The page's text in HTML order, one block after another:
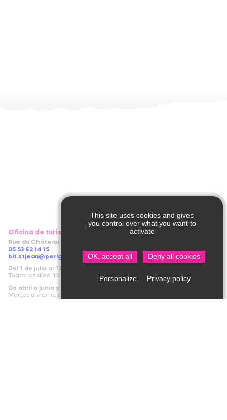
Oficina de turismo de Saint Jean de Côle
Rue du Château – 24800 Saint Jean de Côle
05 53 62 14 15
bit.stjean@perigord-limousin.fr
Del 1 de julio al 17 de septiembre
Todos los días: 10:00 a 13:00 / 14:00 a 18:30 h.
De abril a junio y del 18 de septiembre al 4 de noviembre
Martes a viernes: 9.30 a 12.30 / 14.00 a 17.30 h.
This site uses cookies and gives
you control over what you want to
activate
OK, accept all Deny all cookies
Personalize Privacy policy